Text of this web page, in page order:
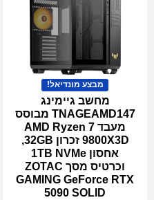
מבצע מונדיאל!
מחשב גיימינג
TNAGEAMD147 מבוסס
מעבד AMD Ryzen 7
9800X3D זכרון 32GB,
אחסון 1TB NVMe
וכרטיס מסך ZOTAC
GAMING GeForce RTX
5090 SOLID